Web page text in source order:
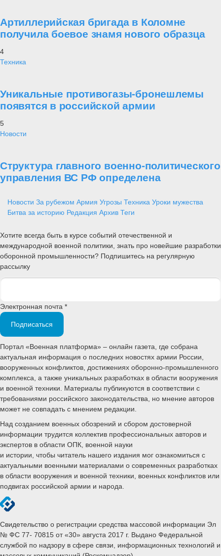
Артиллерийская бригада в Коломне
получила боевое знамя нового образца
4
Техника
Уникальные противогазы-бронешлемы
появятся в российской армии
5
Новости
Структура главного военно-политического
управления ВС РФ определена
Новости За рубежом Армия Угрозы Техника Уроки мужества
Битва за историю Редакция Архив Теги
Хотите всегда быть в курсе событий отечественной и
международной военной политики, знать про новейшие разработки
оборонной промышленности? Подпишитесь на регулярную
рассылку
Электронная почта *
Подписаться
Портал «Военная платформа» – онлайн газета, где собрана
актуальная информация о последних новостях армии России,
вооруженных конфликтов, достижениях оборонно-промышленного
комплекса, а также уникальных разработках в области вооружения
и военной техники. Материалы публикуются в соответствии с
требованиями российского законодательства, но мнение авторов
может не совпадать с мнением редакции.
Над созданием военных обозрений и сбором достоверной
информации трудится коллектив профессиональных авторов и
экспертов в области ОПК, военной науки
и истории, чтобы читатель нашего издания мог ознакомиться с
актуальными военными материалами о современных разработках
в области вооружения и военной техники, военных конфликтов или
подвигах российской армии и народа.
Свидетельство о регистрации средства массовой информации Эл
№ ФС 77- 70815 от «30» августа 2017 г. Выдано Федеральной
службой по надзору в сфере связи, информационных технологий и